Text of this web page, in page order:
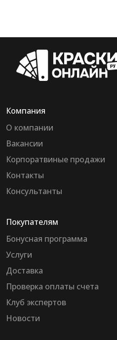
Компания
О компании
Вакансии
Корпоратвиные продажи
Контакты
Консультанты
Покупателям
Бонусная программа
Услуги
Доставка
Проверка оплаты счета
Клуб экспертов
Новости